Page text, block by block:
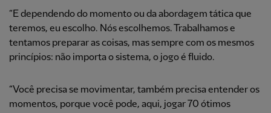
“E dependendo do momento ou da abordagem tática que
teremos, eu escolho. Nós escolhemos. Trabalhamos e
tentamos preparar as coisas, mas sempre com os mesmos
princípios: não importa o sistema, o jogo é fluido.
“Você precisa se movimentar, também precisa entender os
momentos, porque você pode, aqui, jogar 70 ótimos